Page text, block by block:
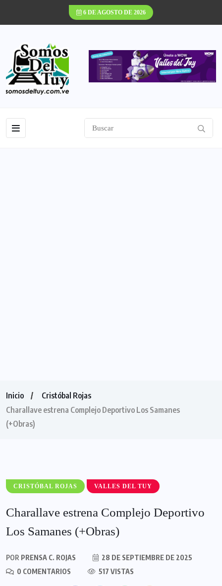
6 DE AGOSTO DE 2026
Inicio
Cristóbal Rojas
Charallave estrena Complejo Deportivo Los Samanes
(+Obras)
CRISTÓBAL ROJAS VALLES DEL TUY
Charallave estrena Complejo Deportivo
Los Samanes (+Obras)
POR PRENSA C. ROJAS
28 DE SEPTIEMBRE DE 2025
0 COMENTARIOS
517 VISTAS